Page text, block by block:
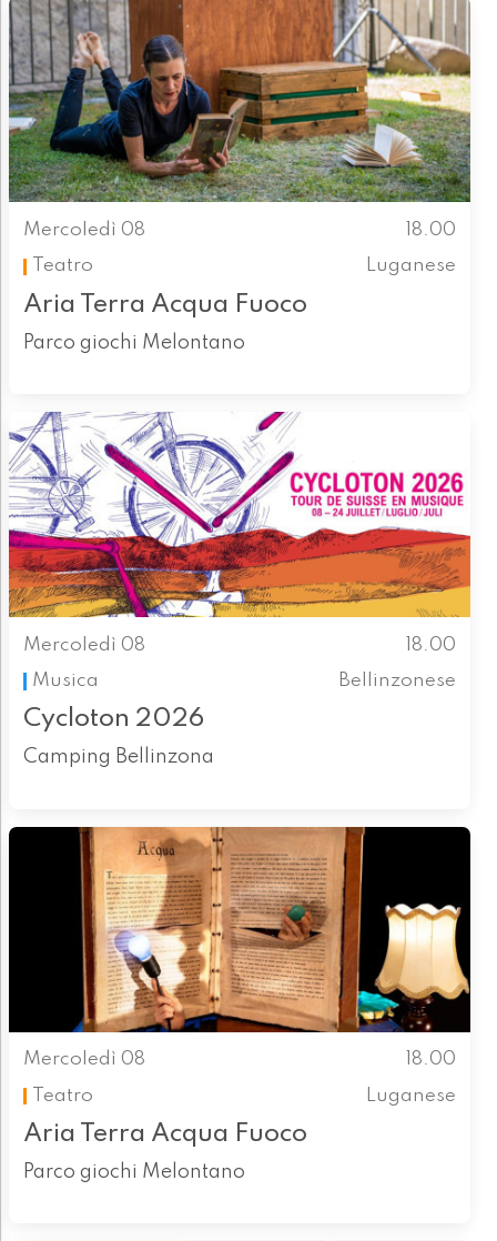
Mercoledì 08
18.00
Teatro
Luganese
Aria Terra Acqua Fuoco
Parco giochi Melontano
Mercoledì 08
18.00
Musica
Bellinzonese
Cycloton 2026
Camping Bellinzona
Mercoledì 08
18.00
Teatro
Luganese
Aria Terra Acqua Fuoco
Parco giochi Melontano